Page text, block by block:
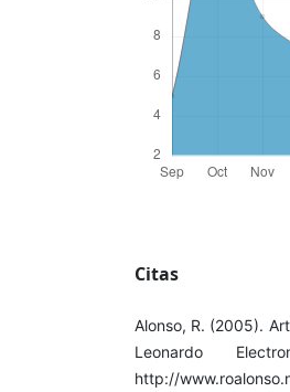
Citas
Alonso, R. (2005).
Leonardo
http://